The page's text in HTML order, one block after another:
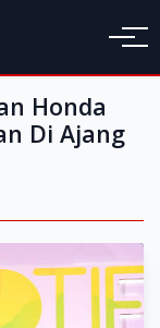
Honda
Di Ajang